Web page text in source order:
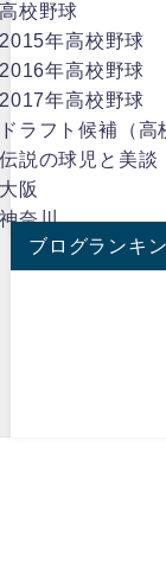
校野球
年高校野球
年高校野球
年高校野球
ラフト候補（高
説の球児と美談
阪
奈川
ブログランキ